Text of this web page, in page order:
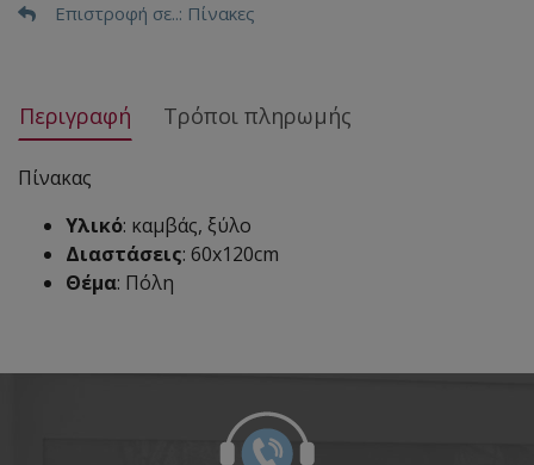
Επιστροφή σε..: Πίνακες
Περιγραφή Τρόποι πληρωμής
Πίνακας
Υλικό: καμβάς, ξύλο
Διαστάσεις: 60x120cm
Θέμα: Πόλη